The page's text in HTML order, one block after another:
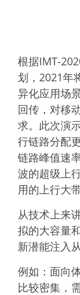
根据IMT-
划，2021年
异化应用场
回传，对移
求。此次演
行链路分配
链路峰值速
波的超级上
用的上行大
从技术上来
拟的大容量
新潜能注入
例如：面向
比较密集，